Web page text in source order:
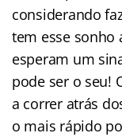
considerando
tem esse sonho
esperam um
pode ser o seu!
a correr atrás
o mais rápido